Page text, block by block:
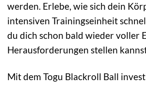
werden. Erlebe, wie sich dein
intensiven Trainingseinheit
du dich schon bald wieder voller
Herausforderungen stellen
Mit dem Togu Blackroll Ball